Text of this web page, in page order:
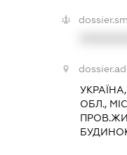
ОБЛ.,